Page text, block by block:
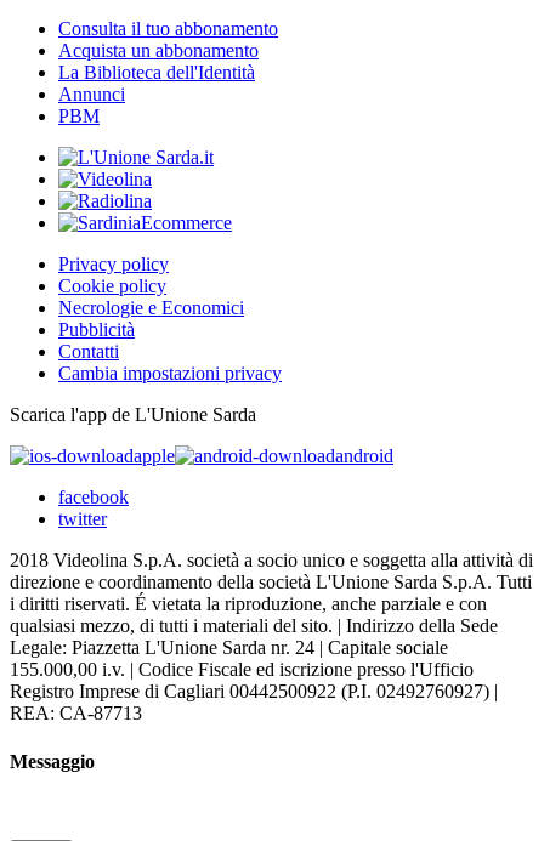
Consulta il tuo abbonamento
Acquista un abbonamento
La Biblioteca dell'Identità
Annunci
PBM
Privacy policy
Cookie policy
Necrologie e Economici
Pubblicità
Contatti
Cambia impostazioni privacy
Scarica l'app de L'Unione Sarda
apple
android
facebook
twitter
2018 Videolina S.p.A. società a socio unico e soggetta alla attività di
direzione e coordinamento della società L'Unione Sarda S.p.A. Tutti
i diritti riservati. É vietata la riproduzione, anche parziale e con
qualsiasi mezzo, di tutti i materiali del sito. | Indirizzo della Sede
Legale: Piazzetta L'Unione Sarda nr. 24 | Capitale sociale
155.000,00 i.v. | Codice Fiscale ed iscrizione presso l'Ufficio
Registro Imprese di Cagliari 00442500922 (P.I. 02492760927) |
REA: CA-87713
Messaggio